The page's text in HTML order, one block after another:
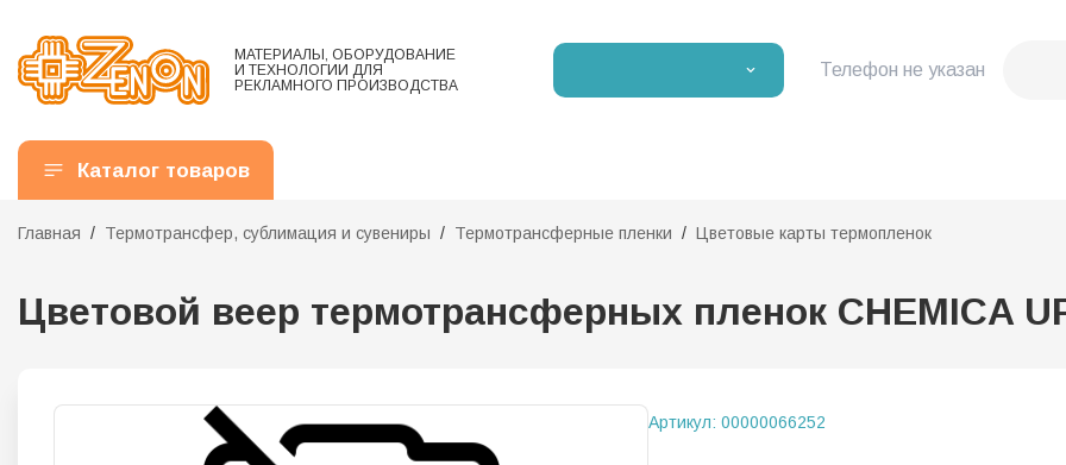
МАТЕРИАЛЫ, ОБОРУДОВАНИЕ
И ТЕХНОЛОГИИ ДЛЯ
РЕКЛАМНОГО ПРОИЗВОДСТВА
Телефон не указан
Каталог товаров
Главная Термотрансфер, сублимация и сувениры Термотрансферные пленки Цветовые карты термопленок
Цветовой веер термотрансферных пленок CHEMICA
Артикул: 00000066252